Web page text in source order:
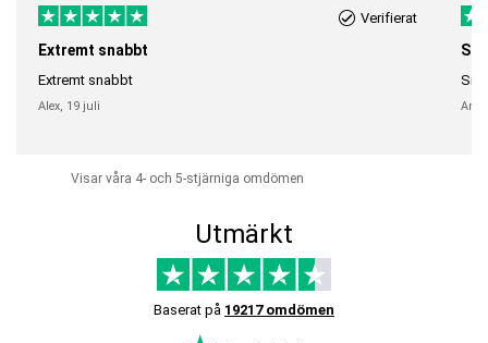
Verifierat
Extremt snabbt
Extremt snabbt
Alex, 19 juli
Visar våra 4- och 5-stjärniga omdömen
Utmärkt
Baserat på 19217 omdömen